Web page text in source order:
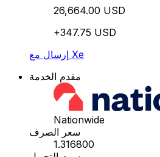
26,664.00 USD
+347.75 USD
إرسال مع Xe
مقدم الخدمة
Nationwide
سعر الصرف
1.316800